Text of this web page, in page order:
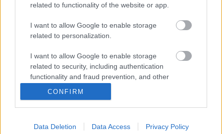
related to functionality of the website or app.
I want to allow Google to enable storage
related to personalization.
I want to allow Google to enable storage
related to security, including authentication
functionality and fraud prevention, and other
CONFIRM
Data Deletion Data Access Privacy Policy
A hét videója: FBI-oktatófilm, hogyan
ne váljunk kínai ügynökké
2014. április 20.